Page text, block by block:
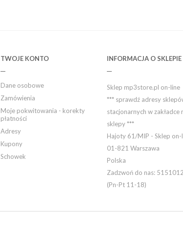
TWOJE KONTO
Dane osobowe
Zamówienia
Moje pokwitowania - korekty
płatności
Adresy
Kupony
Schowek
INFORMACJA O SKLEPIE
Sklep mp3store.pl on-line
*** sprawdź adresy
stacjonarnych w zakładce
sklepy ***
Hajoty 61/MIP - Sklep on-
01-821 Warszawa
Polska
Zadzwoń do nas:
(Pn-Pt 11-18)